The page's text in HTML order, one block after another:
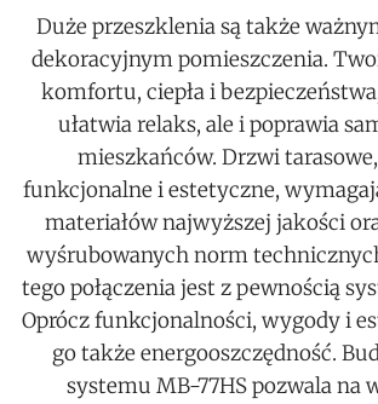
Duże przeszklenia są także
dekoracyjnym pomieszczenia.
komfortu, ciepła i
ułatwia relaks, ale i poprawia
mieszkańców. Drzwi
funkcjonalne i estetyczne,
materiałów najwyższej jakości
wyśrubowanych norm
tego połączenia jest z pewnością
Oprócz funkcjonalności, wygody i
go także energooszczędność.
systemu MB-77HS pozwala na